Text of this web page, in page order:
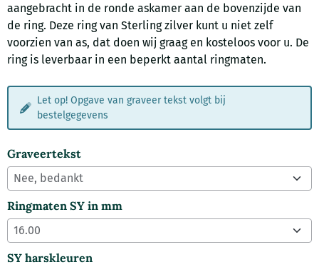
aangebracht in de ronde askamer aan de bovenzijde van
de ring. Deze ring van Sterling zilver kunt u niet zelf
voorzien van as, dat doen wij graag en kosteloos voor u. De
ring is leverbaar in een beperkt aantal ringmaten.
Let op! Opgave van graveer tekst volgt bij
bestelgegevens
Graveertekst
Ringmaten SY in mm
SY harskleuren